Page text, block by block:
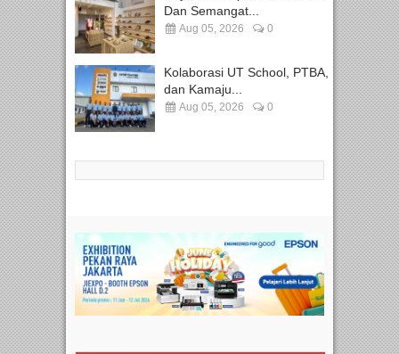
Dan Semangat...
Aug 05, 2026 0
Kolaborasi UT School, PTBA,
dan Kamaju...
Aug 05, 2026 0